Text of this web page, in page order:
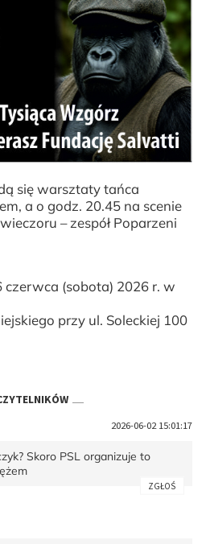
się warsztaty tańca
a o godz. 20.45 na scenie
– zespół Poparzeni
czerwca (sobota) 2026 r. w
przy ul. Soleckiej 100
2026-06-02 15:01:17
Skoro PSL organizuje to
ZGŁOŚ